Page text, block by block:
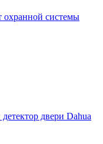
системы
двери Dahua